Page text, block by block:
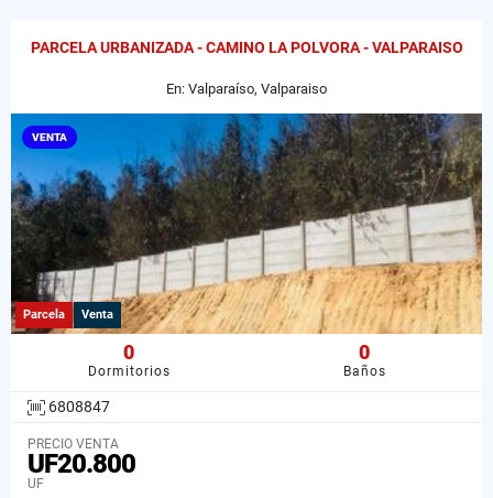
PARCELA URBANIZADA - CAMINO LA POLVORA - VALPARAISO
En: Valparaíso, Valparaiso
VENTA
Parcela Venta
0
Dormitorios
0
Baños
6808847
PRECIO VENTA
UF20.800
UF